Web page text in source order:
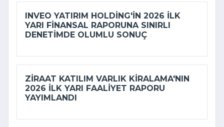
INVEO YATIRIM HOLDING'IN 2026 ILK
YARI FINANSAL RAPORUNA SINIRLI
DENETIMDE OLUMLU SONUÇ
ZIRAAT KATILIM VARLIK KIRALAMA'NIN
2026 ILK YARI FAALIYET RAPORU
YAYIMLANDI